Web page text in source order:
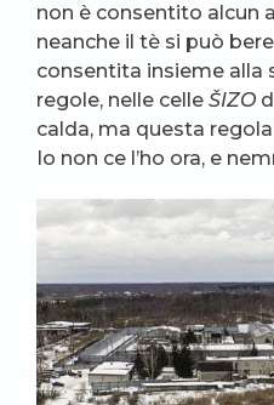
non è consentito alcun
neanche il tè si può
consentita insieme alla
regole, nelle celle ŠIZO
calda, ma questa
Io non ce l’ho ora, e